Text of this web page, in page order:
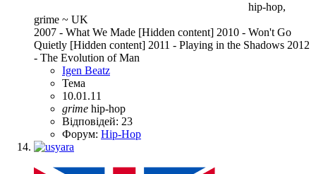
hip-hop,
grime ~ UK
2007 - What We Made [Hidden content] 2010 - Won't Go
Quietly [Hidden content] 2011 - Playing in the Shadows 2012
- The Evolution of Man
Igen Beatz
Тема
10.01.11
grime hip-hop
Відповідей: 23
Форум: Hip-Hop